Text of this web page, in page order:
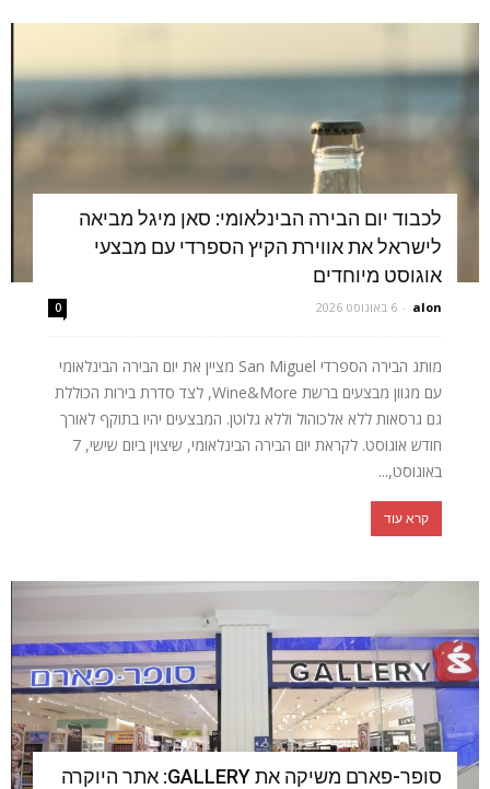
לכבוד יום הבירה הבינלאומי: סאן מיגל מביאה
לישראל את אווירת הקיץ הספרדי עם מבצעי
אוגוסט מיוחדים
alon
- 6 באוגוסט 2026 0
מותג הבירה הספרדי San Miguel מציין את יום הבירה הבינלאומי
עם מגוון מבצעים ברשת Wine&More, לצד סדרת בירות הכוללת
גם גרסאות ללא אלכוהול וללא גלוטן. המבצעים יהיו בתוקף לאורך
חודש אוגוסט. לקראת יום הבירה הבינלאומי, שיצוין ביום שישי, 7
באוגוסט,...
קרא עוד
סופר-פארם משיקה את GALLERY: אתר היוקרה